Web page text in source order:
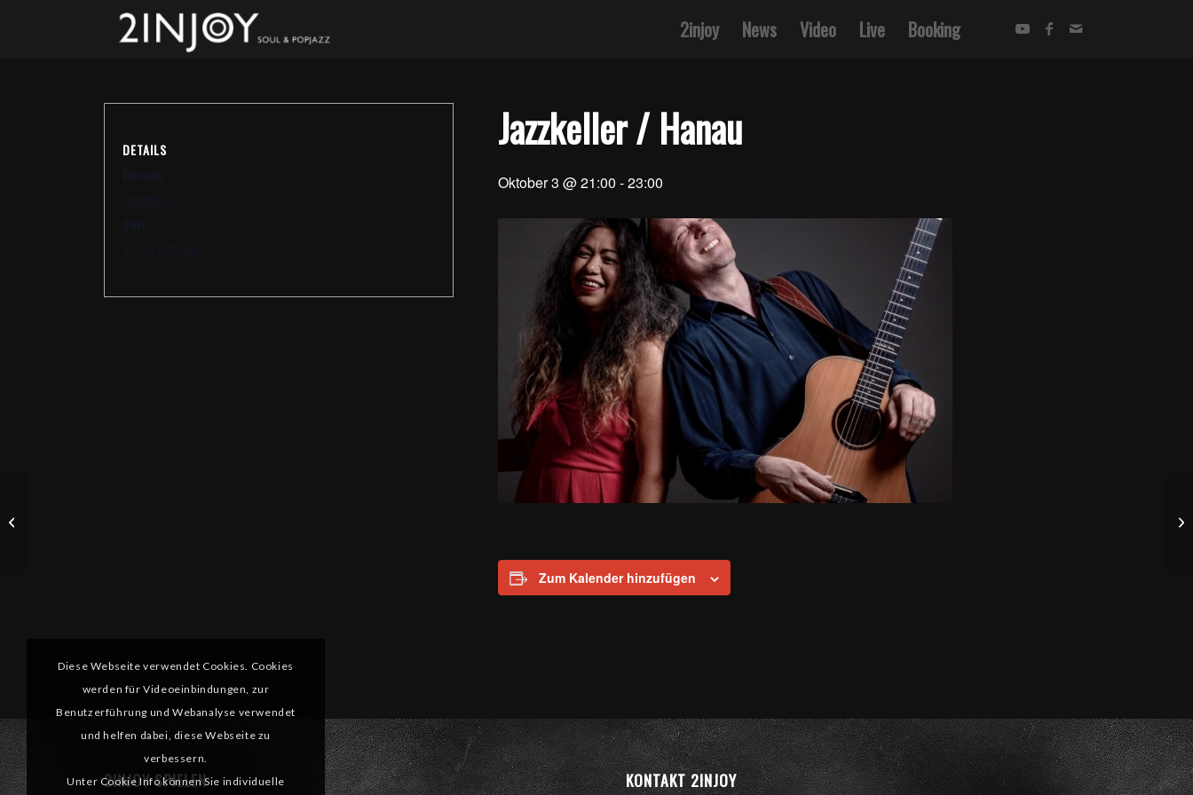
2injoy News Video Live Booking
Jazzkeller / Hanau
Oktober 3 @ 21:00 -23:00
Zum Kalender hinzufügen
DETAILS
2INJOY SPIELEN
KONTAKT 2INJOY
Diese Webseite verwendet Cookies. Cookies
werden für Videoeinbindungen, zur
Benutzerführung und Webanalyse verwendet
und helfen dabei, diese Webseite zu
verbessern.
Unter Cookie Info können Sie individuelle